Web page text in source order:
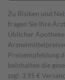
Zu Risiken und
fragen Sie Ihre
Üblicher
Preisempfehlung
beinhalten die
zzgl. 3,95 €